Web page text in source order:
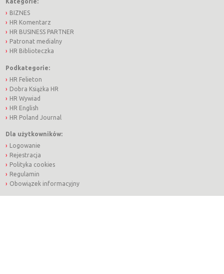
Kategorie:
BIZNES
HR Komentarz
HR BUSINESS PARTNER
Patronat medialny
HR Biblioteczka
Podkategorie:
HR Felieton
Dobra Książka HR
HR Wywiad
HR English
HR Poland Journal
Dla użytkowników:
Logowanie
Rejestracja
Polityka cookies
Regulamin
Obowiązek informacyjny